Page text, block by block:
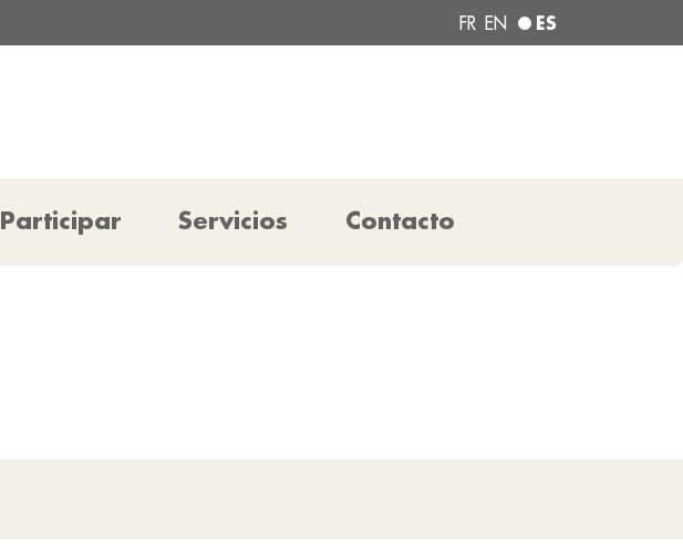
FR EN ES
Participar Servicios Contacto